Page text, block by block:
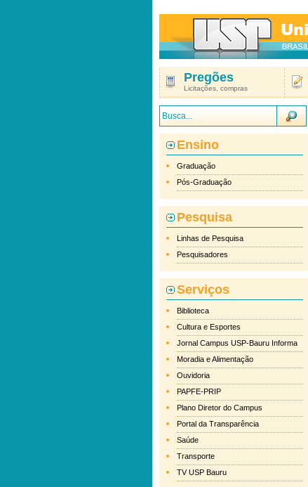
Pregões
Licitações, compras
Ensino
Graduação
Pós-Graduação
Pesquisa
Linhas de Pesquisa
Pesquisadores
Serviços
Biblioteca
Cultura e Esportes
Jornal Campus USP-Bauru Informa
Moradia e Alimentação
Ouvidoria
PAPFE-PRIP
Plano Diretor do Campus
Portal da Transparência
Saúde
Transporte
TV USP Bauru